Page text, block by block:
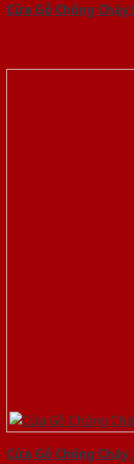
Cửa Gỗ Chống Cháy
Cửa Gỗ Chống Cháy